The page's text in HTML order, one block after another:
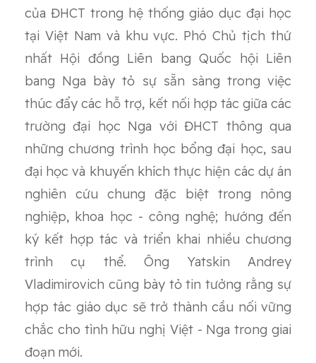
của ĐHCT trong hệ thống giáo dục đại học
tại Việt Nam và khu vực. Phó Chủ tịch thứ
nhất Hội đồng Liên bang Quốc hội Liên
bang Nga bày tỏ sự sẵn sàng trong việc
thúc đẩy các hỗ trợ, kết nối hợp tác giữa các
trường đại học Nga với ĐHCT thông qua
những chương trình học bổng đại học, sau
đại học và khuyến khích thực hiện các dự án
nghiên cứu chung đặc biệt trong nông
nghiệp, khoa học - công nghệ; hướng đến
ký kết hợp tác và triển khai nhiều chương
trình cụ thể. Ông Yatskin Andrey
Vladimirovich cũng bày tỏ tin tưởng rằng sự
hợp tác giáo dục sẽ trở thành cầu nối vững
chắc cho tình hữu nghị Việt - Nga trong giai
đoạn mới.